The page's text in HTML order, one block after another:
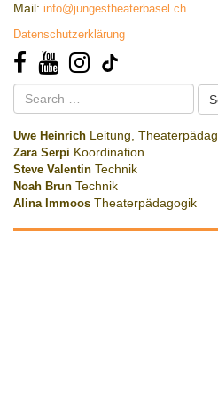
Mail: info@jungestheaterbasel.ch
Datenschutzerklärung
Search
for:
Uwe Heinrich Leitung,
Zara Serpi Koordination
Steve Valentin Technik
Noah Brun Technik
Alina Immoos Theaterpädagogik